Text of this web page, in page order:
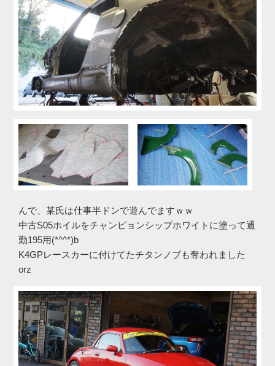
んで、某氏は仕事半ドンで遊んでますｗｗ
中古S05ホイルをチャンピョンシップホワイトに塗って通
勤195用(*^^*)b
K4GPレースカーに付けてたチタンノブも奪われました
orz